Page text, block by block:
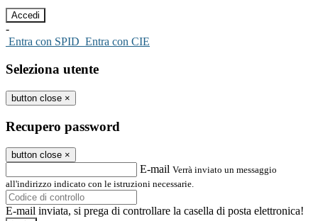
-
Entra con SPID Entra con CIE
Seleziona utente
button close ×
Recupero password
button close ×
E-mail Verrà inviato un messaggio
all'indirizzo indicato con le istruzioni necessarie.
E-mail inviata, si prega di controllare la casella di posta elettronica!